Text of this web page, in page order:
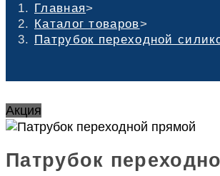
Главная>
Каталог товаров>
Патрубок переходной
Акция
Патрубок